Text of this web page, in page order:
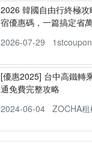
2026 韓國自由行終極
宿優惠碼，一篇搞定省
2026-07-29
[優惠2025] 台中高鐵轉
通免費完整攻略
2024-06-04
ZOCHA